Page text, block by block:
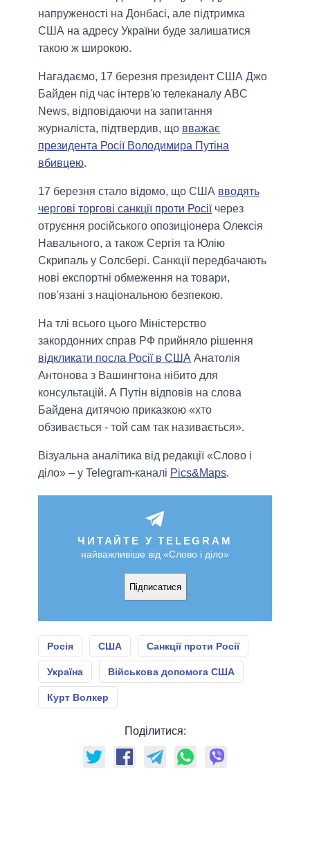
напруженості на Донбасі, але підтримка
США на адресу України буде залишатися
такою ж широкою.
Нагадаємо, 17 березня президент США Джо
Байден під час інтерв'ю телеканалу ABC
News, відповідаючи на запитання
журналіста, підтвердив, що вважає
президента Росії Володимира Путіна
вбивцею.
17 березня стало відомо, що США вводять
чергові торгові санкції проти Росіїчерез
отруєння російського опозиціонера Олексія
Навального, а також Сергія та Юлію
Скрипаль у Солсбері. Санкції передбачають
нові експортні обмеження на товари,
пов'язані з національною безпекою.
На тлі всього цього Міністерство
закордонних справ РФ прийняло рішення
відкликати посла Росії в США Анатолія
Антонова з Вашингтона нібито для
консультацій. А Путін відповів на слова
Байдена дитячою приказкою «хто
обзивається - той сам так називається».
Візуальна аналітика від редакції «Слово і
діло» – у Telegram-каналі Pics&Maps.
ЧИТАЙТЕ У TELEGRAM
найважливіше від «Слово і діло»
Підписатися
Росія США Санкції проти Росії
Україна Військова допомога США
Курт Волкер
Поділитися: